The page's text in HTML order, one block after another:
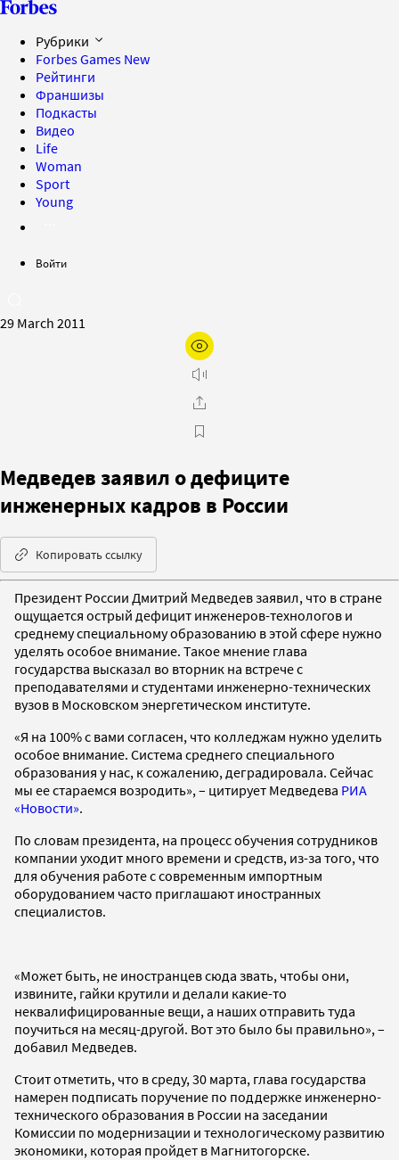
Рубрики
Forbes Games New
Рейтинги
Франшизы
Подкасты
Видео
Life
Woman
Sport
Young
Войти
29 March 2011
Медведев заявил о дефиците
инженерных кадров в России
Копировать ссылку
Президент России Дмитрий Медведев заявил, что в стране
ощущается острый дефицит инженеров-технологов и
среднему специальному образованию в этой сфере нужно
уделять особое внимание. Такое мнение глава
государства высказал во вторник на встрече с
преподавателями и студентами инженерно-технических
вузов в Московском энергетическом институте.
«Я на 100% с вами согласен, что колледжам нужно уделить
особое внимание. Система среднего специального
образования у нас, к сожалению, деградировала. Сейчас
мы ее стараемся возродить», – цитирует Медведева РИА
«Новости».
По словам президента, на процесс обучения сотрудников
компании уходит много времени и средств, из-за того, что
для обучения работе с современным импортным
оборудованием часто приглашают иностранных
специалистов.
«Может быть, не иностранцев сюда звать, чтобы они,
извините, гайки крутили и делали какие-то
неквалифицированные вещи, а наших отправить туда
поучиться на месяц-другой. Вот это было бы правильно», –
добавил Медведев.
Стоит отметить, что в среду, 30 марта, глава государства
намерен подписать поручение по поддержке инженерно-
технического образования в России на заседании
Комиссии по модернизации и технологическому развитию
экономики, которая пройдет в Магнитогорске.